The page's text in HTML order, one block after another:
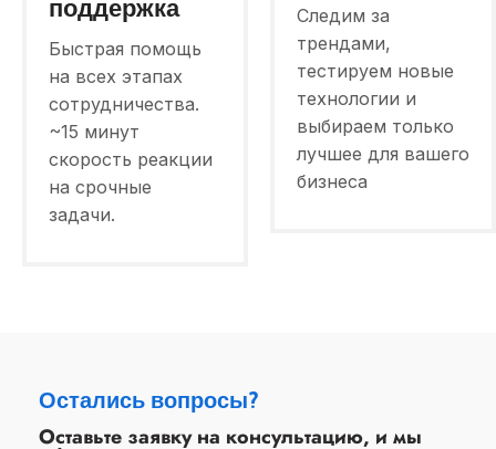
поддержка
Быстрая помощь
на всех этапах
сотрудничества.
~15 минут
скорость реакции
на срочные
задачи.
Следим за
трендами,
тестируем новые
технологии и
выбираем только
лучшее для вашего
бизнеса
Остались вопросы?
Оставьте заявку на консультацию, и мы